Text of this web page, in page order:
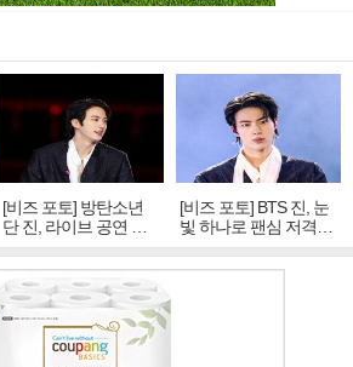
[비즈 포토] 방탄소년
단 진, 라이브 공연 중
빛나는 독보적 아우라
[비즈 포토] BTS 진, 눈
빛 하나로 팬심 저격…
독보적 카리스마